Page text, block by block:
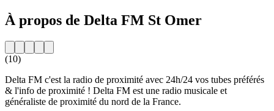
À propos de Delta FM St Omer
(10)
Delta FM c'est la radio de proximité avec 24h/24 vos tubes préférés
& l'info de proximité ! Delta FM est une radio musicale et
généraliste de proximité du nord de la France.